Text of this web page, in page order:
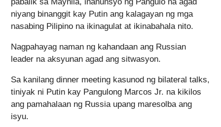
niyang binanggit kay Putin ang kalagayan ng mga
nasabing Pilipino na ikinagulat at ikinabahala nito.
Nagpahayag naman ng kahandaan ang Russian
leader na aksyunan agad ang sitwasyon.
Sa kanilang dinner meeting kasunod ng bilateral talks,
tiniyak ni Putin kay Pangulong Marcos Jr. na kikilos
ang pamahalaan ng Russia upang maresolba ang
isyu.